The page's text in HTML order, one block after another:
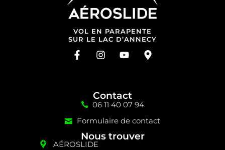
Contact
06 11 40 07 94
Formulaire de contact
Nous trouver
AÉROSLIDE
VOL EN PARAPENTE
SUR LE LAC D’ANNECY